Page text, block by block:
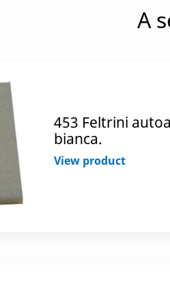
A
453 Feltrini
bianca.
View product